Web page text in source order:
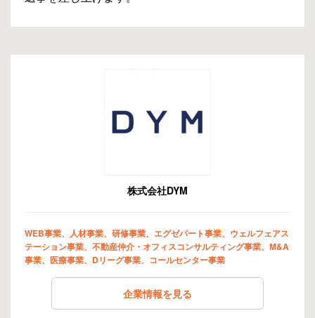
株式会社DYM
WEB事業、人材事業、研修事業、エグゼパート事業、ウェルフェアス
テーション事業、不動産仲介・オフィスコンサルティング事業、M&A
事業、医療事業、Dリーグ事業、コールセンター事業
企業情報を見る